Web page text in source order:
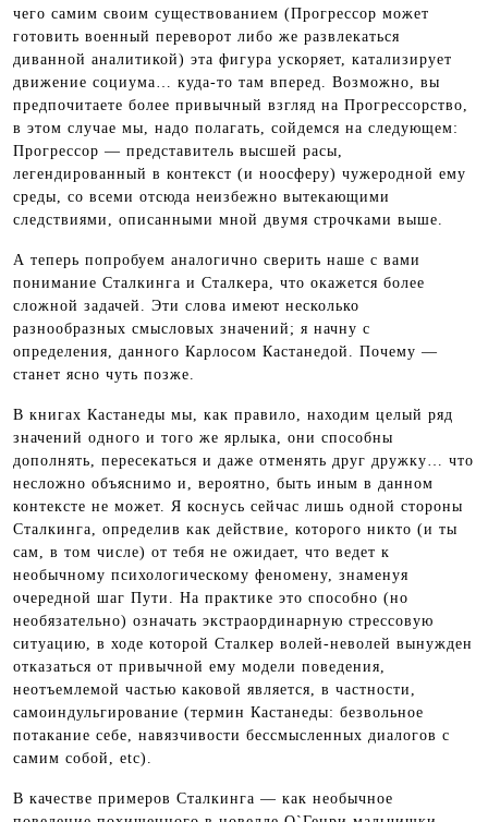
чего самим своим существованием (Прогрессор может
готовить военный переворот либо же развлекаться
диванной аналитикой) эта фигура ускоряет, катализирует
движение социума… куда-то там вперед. Возможно, вы
предпочитаете более привычный взгляд на Прогрессорство,
в этом случае мы, надо полагать, сойдемся на следующем:
Прогрессор — представитель высшей расы,
легендированный в контекст (и ноосферу) чужеродной ему
среды, со всеми отсюда неизбежно вытекающими
следствиями, описанными мной двумя строчками выше.
А теперь попробуем аналогично сверить наше с вами
понимание Сталкинга и Сталкера, что окажется более
сложной задачей. Эти слова имеют несколько
разнообразных смысловых значений; я начну с
определения, данного Карлосом Кастанедой. Почему —
станет ясно чуть позже.
В книгах Кастанеды мы, как правило, находим целый ряд
значений одного и того же ярлыка, они способны
дополнять, пересекаться и даже отменять друг дружку… что
несложно объяснимо и, вероятно, быть иным в данном
контексте не может. Я коснусь сейчас лишь одной стороны
Сталкинга, определив как действие, которого никто (и ты
сам, в том числе) от тебя не ожидает, что ведет к
необычному психологическому феномену, знаменуя
очередной шаг Пути. На практике это способно (но
необязательно) означать экстраординарную стрессовую
ситуацию, в ходе которой Сталкер волей-неволей вынужден
отказаться от привычной ему модели поведения,
неотъемлемой частью каковой является, в частности,
самоиндульгирование (термин Кастанеды: безвольное
потакание себе, навязчивости бессмысленных диалогов с
самим собой, etc).
В качестве примеров Сталкинга — как необычное